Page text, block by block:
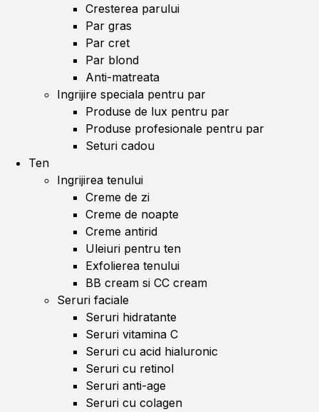
Cresterea parului
Par gras
Par cret
Par blond
Anti-matreata
Ingrijire speciala pentru par
Produse de lux pentru par
Produse profesionale pentru par
Seturi cadou
Ten
Ingrijirea tenului
Creme de zi
Creme de noapte
Creme antirid
Uleiuri pentru ten
Exfolierea tenului
BB cream si CC cream
Seruri faciale
Seruri hidratante
Seruri vitamina C
Seruri cu acid hialuronic
Seruri cu retinol
Seruri anti-age
Seruri cu colagen